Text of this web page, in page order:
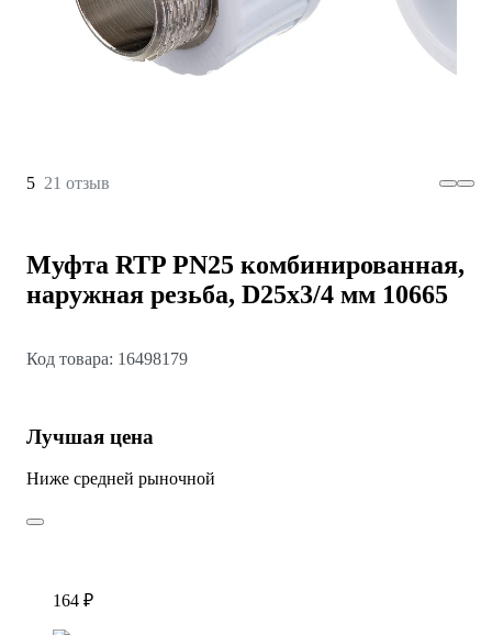
5 21 отзыв
Муфта RTP PN25 комбинированная,
наружная резьба, D25х3/4 мм 10665
Код товара: 16498179
Лучшая цена
Ниже средней рыночной
164 ₽